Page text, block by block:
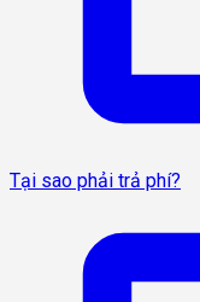
Tại sao phải trả phí?